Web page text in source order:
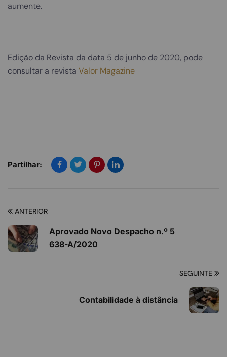
aumente.
Edição da Revista da data 5 de junho de 2020, pode
consultar a revista Valor Magazine
Partilhar:
ANTERIOR
Aprovado Novo Despacho n.º 5
638-A/2020
SEGUINTE
Contabilidade à distância